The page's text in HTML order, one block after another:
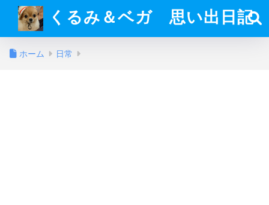
くるみ＆ベガ 思い出日記
ホーム 日常